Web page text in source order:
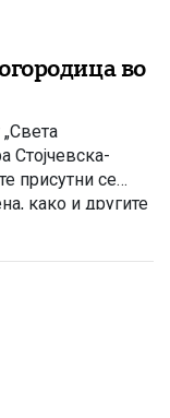
во
Стојчевска-
присутни се
како и другите
од